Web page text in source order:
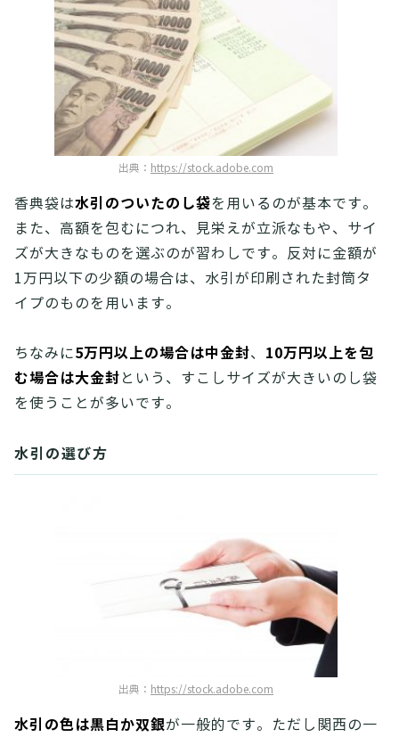
出典： https://stock.adobe.com
香典袋は水引のついたのし袋を用いるのが基本です。
また、高額を包むにつれ、見栄えが立派なもや、サイ
ズが大きなものを選ぶのが習わしです。反対に金額が
1万円以下の少額の場合は、水引が印刷された封筒タ
イプのものを用います。
ちなみに5万円以上の場合は中金封、 10万円以上を包
む場合は大金封 という、すこしサイズが大きいのし袋
を使うことが多いです。
水引の選び方
出典： https://stock.adobe.com
水引の色は黒白か双銀が一般的です。ただし関西の一